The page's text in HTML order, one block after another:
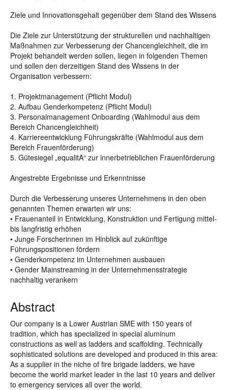
Ziele und Innovationsgehalt gegenüber dem Stand des Wissens
Die Ziele zur Unterstützung der strukturellen und nachhaltigen
Maßnahmen zur Verbesserung der Chancengleichheit, die im
Projekt behandelt werden sollen, liegen in folgenden Themen
und sollen den derzeitigen Stand des Wissens in der
Organisation verbessern:
1. Projektmanagement (Pflicht Modul)
2. Aufbau Genderkompetenz (Pflicht Modul)
3. Personalmanagement Onboarding (Wahlmodul aus dem
Bereich Chancengleichheit)
4. Karriereentwicklung Führungskräfte (Wahlmodul aus dem
Bereich Frauenförderung)
5. Gütesiegel „equalitA“ zur innerbetrieblichen Frauenförderung
Angestrebte Ergebnisse und Erkenntnisse
Durch die Verbesserung unseres Unternehmens in den oben
genannten Themen erwarten wir uns:
• Frauenanteil in Entwicklung, Konstruktion und Fertigung mittel-
bis langfristig erhöhen
• Junge Forscherinnen im Hinblick auf zukünftige
Führungspositionen fördern
• Genderkompetenz im Unternehmen ausbauen
• Gender Mainstreaming in der Unternehmensstrategie
nachhaltig verankern
Abstract
Our company is a Lower Austrian SME with 150 years of
tradition, which has specialized in special aluminum
constructions as well as ladders and scaffolding. Technically
sophisticated solutions are developed and produced in this area:
As a supplier in the niche of fire brigade ladders, we have
become the world market leader in the last 10 years and deliver
to emergency services all over the world.